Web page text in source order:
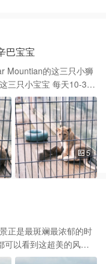
巴宝宝
Mountian的这三只小狮
三只小宝宝 每天10-3
长得好快 大动物的小
的时候 活跃的不得了 完
最好是抱在怀里 有只小
来一跃而起把娃妥妥的
玩你们的，我睡我的！
面积很小 但绝对能算上
没长大，快来打卡吧
5
正是最斑斓最浓郁的时
可以看到这超美的风景
再是统一的绿 或浓郁的